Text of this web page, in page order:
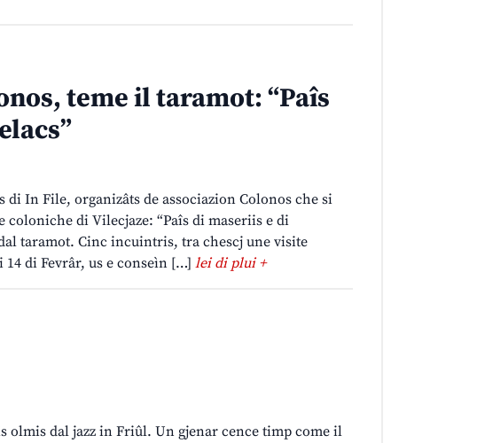
teme il taramot: “Paîs
In File, organizâts de associazion Colonos che si
coloniche di Vilecjaze: “Paîs di maseriis e di
taramot. Cinc incuintris, tra chescj une visite
di Fevrâr, us e conseìn […] lei di plui +
dal jazz in Friûl. Un gjenar cence timp come il